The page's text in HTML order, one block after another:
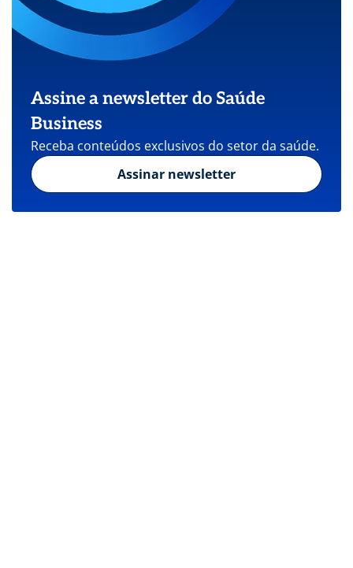
Assine a newsletter do Saúde
Business
Receba conteúdos exclusivos do setor da saúde.
Assinar newsletter